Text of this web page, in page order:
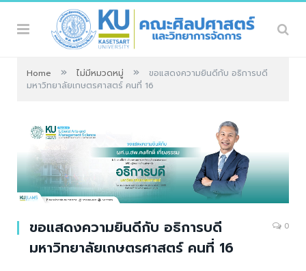
Home » ไม่มีหมวดหมู่ »
ขอแสดงความยินดีกับ อธิการบดี
มหาวิทยาลัยเกษตรศาสตร์ คนที่ 16
ขอแสดงความยินดีกับ อธิการบดี
มหาวิทยาลัยเกษตรศาสตร์ คนที่ 16
0